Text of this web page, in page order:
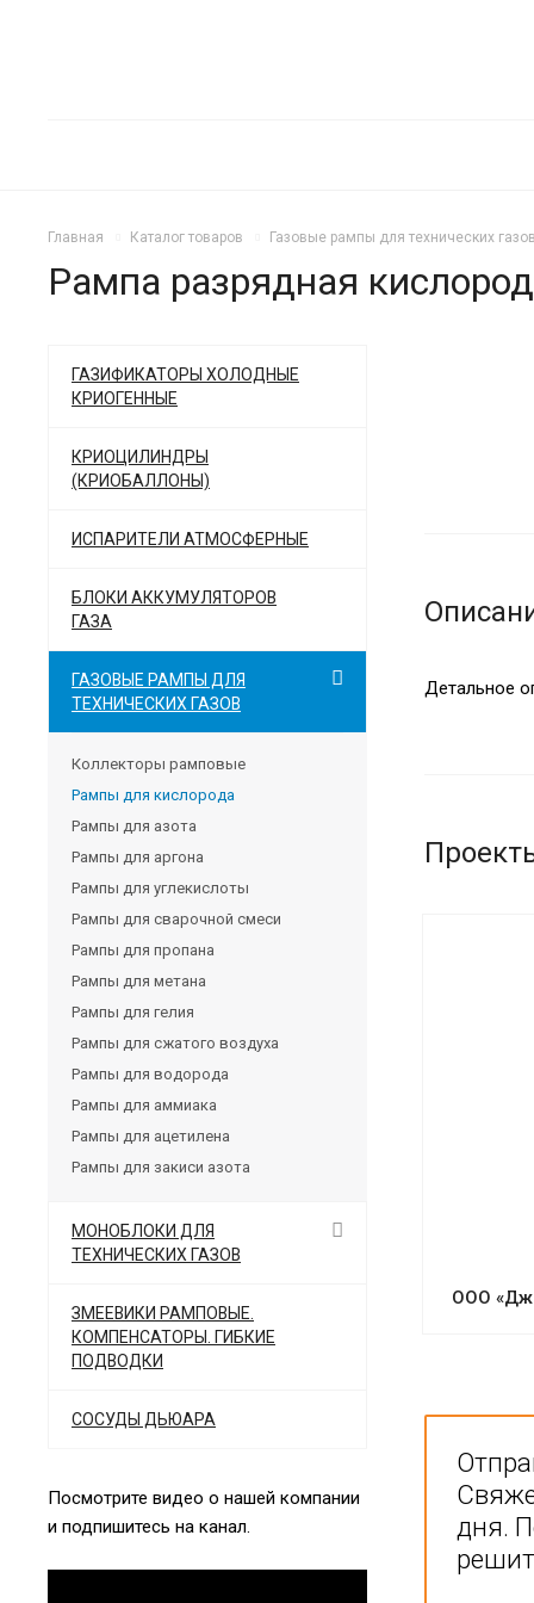
Главная Каталог товаров Газовые рампы для технических
Рампа разрядная
Детальное
ООО
дня.
ГАЗИФИКАТОРЫ ХОЛОДНЫЕ
КРИОГЕННЫЕ
КРИОЦИЛИНДРЫ
(КРИОБАЛЛОНЫ)
ИСПАРИТЕЛИ АТМОСФЕРНЫЕ
БЛОКИ АККУМУЛЯТОРОВ
ГАЗА
ГАЗОВЫЕ РАМПЫ ДЛЯ
ТЕХНИЧЕСКИХ ГАЗОВ
Коллекторы рамповые
Рампы для кислорода
Рампы для азота
Рампы для аргона
Рампы для углекислоты
Рампы для сварочной смеси
Рампы для пропана
Рампы для метана
Рампы для гелия
Рампы для сжатого воздуха
Рампы для водорода
Рампы для аммиака
Рампы для ацетилена
Рампы для закиси азота
МОНОБЛОКИ ДЛЯ
ТЕХНИЧЕСКИХ ГАЗОВ
ЗМЕЕВИКИ РАМПОВЫЕ.
КОМПЕНСАТОРЫ. ГИБКИЕ
ПОДВОДКИ
СОСУДЫ ДЬЮАРА
Посмотрите видео о нашей компании
и подпишитесь на канал.